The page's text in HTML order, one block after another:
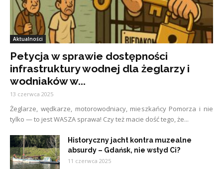
Aktualności
Petycja w sprawie dostępności
infrastruktury wodnej dla żeglarzy i
wodniaków w...
13 czerwca 2025
Żeglarze, wędkarze, motorowodniacy, mieszkańcy Pomorza i nie
tylko — to jest WASZA sprawa! Czy też macie dość tego, że...
Historyczny jacht kontra muzealne
absurdy – Gdańsk, nie wstyd Ci?
11 czerwca 2025